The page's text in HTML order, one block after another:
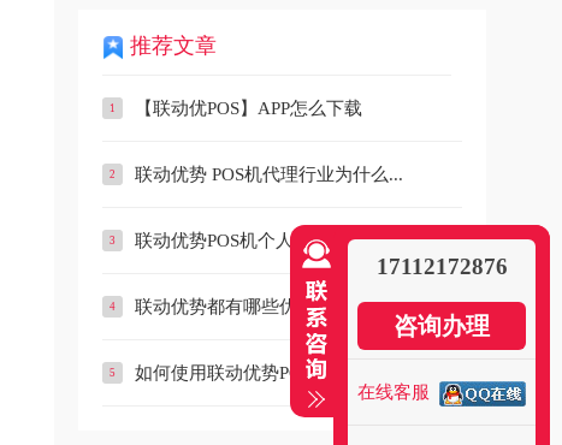
推荐文章
【联动优POS】APP怎么下载
联动优势 POS机代理行业为什么...
联动优势POS机个人办理
联动优势都有哪些优势？
如何使用联动优势POS机刷广发信...
17112172876
咨询办理
在线客服